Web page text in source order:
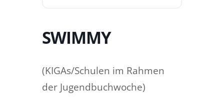
SWIMMY
(KIGAs/Schulen im Rahmen
der Jugendbuchwoche)